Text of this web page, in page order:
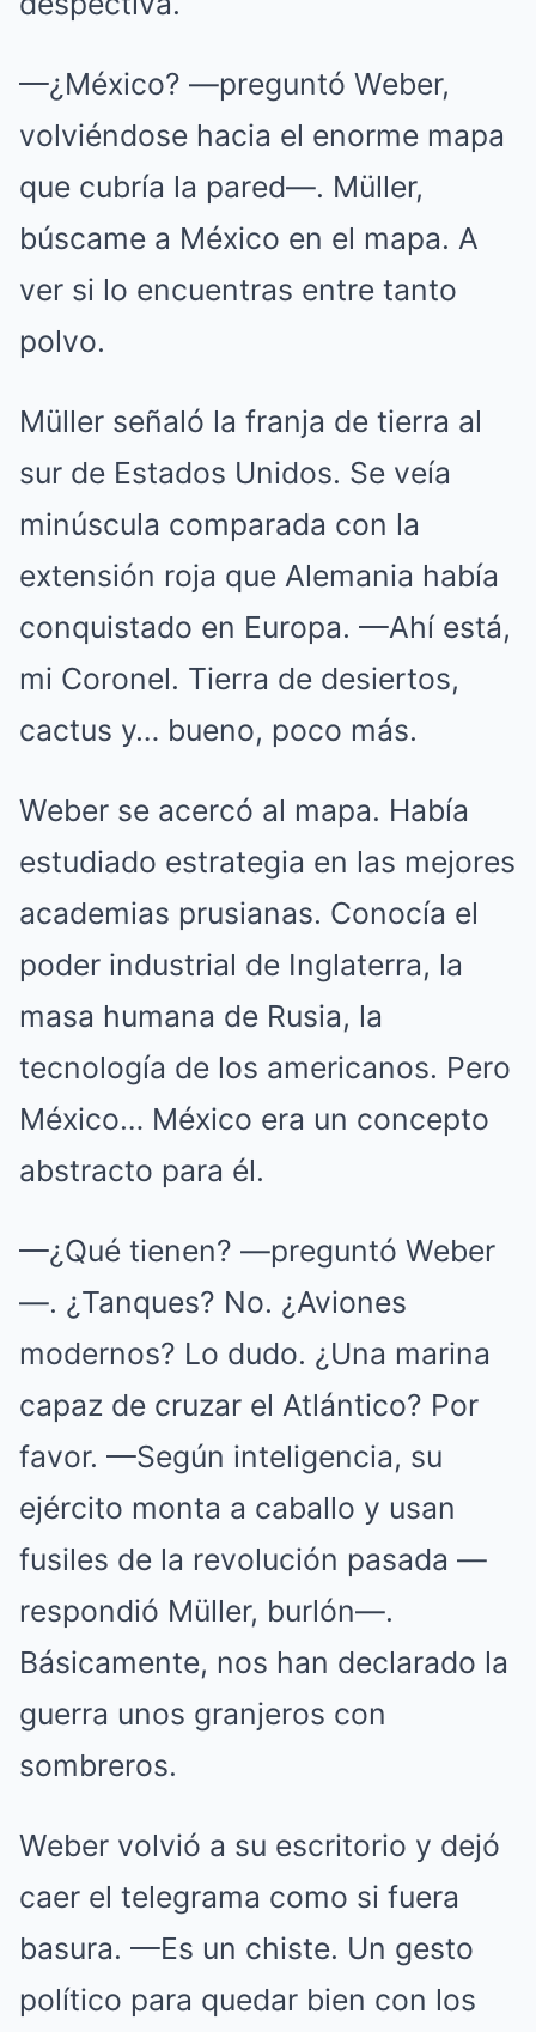
—¿México? —preguntó Weber,
volviéndose hacia el enorme mapa
que cubría la pared—. Müller,
búscame a México en el mapa. A
ver si lo encuentras entre tanto
polvo.
Müller señaló la franja de tierra al
sur de Estados Unidos. Se veía
minúscula comparada con la
extensión roja que Alemania había
conquistado en Europa. —Ahí está,
mi Coronel. Tierra de desiertos,
cactus y… bueno, poco más.
Weber se acercó al mapa. Había
estudiado estrategia en las mejores
academias prusianas. Conocía el
poder industrial de Inglaterra, la
masa humana de Rusia, la
tecnología de los americanos. Pero
México… México era un concepto
abstracto para él.
—¿Qué tienen? —preguntó Weber
—. ¿Tanques? No. ¿Aviones
modernos? Lo dudo. ¿Una marina
capaz de cruzar el Atlántico? Por
favor. —Según inteligencia, su
ejército monta a caballo y usan
fusiles de la revolución pasada —
respondió Müller, burlón—.
Básicamente, nos han declarado la
guerra unos granjeros con
sombreros.
Weber volvió a su escritorio y dejó
caer el telegrama como si fuera
basura. —Es un chiste. Un gesto
político para quedar bien con los